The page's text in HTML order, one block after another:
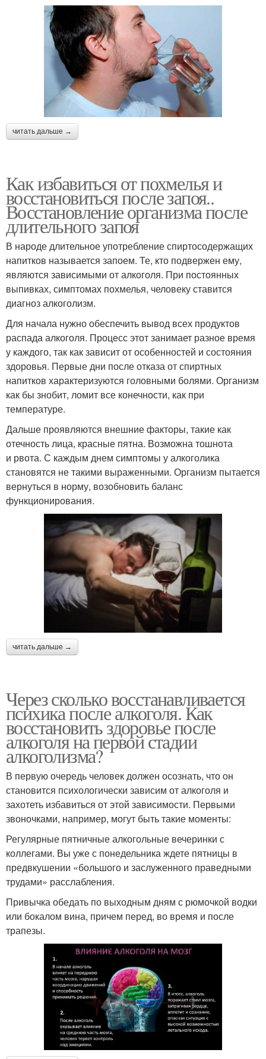
читать дальше →
Как избавиться от похмелья и
восстановиться после запоя..
Восстановление организма после
длительного запоя
В народе длительное употребление спиртосодержащих
напитков называется запоем. Те, кто подвержен ему,
являются зависимыми от алкоголя. При постоянных
выпивках, симптомах похмелья, человеку ставится
диагноз алкоголизм.
Для начала нужно обеспечить вывод всех продуктов
распада алкоголя. Процесс этот занимает разное время
у каждого, так как зависит от особенностей и состояния
здоровья. Первые дни после отказа от спиртных
напитков характеризуются головными болями. Организм
как бы знобит, ломит все конечности, как при
температуре.
Дальше проявляются внешние факторы, такие как
отечность лица, красные пятна. Возможна тошнота
и рвота. С каждым днем симптомы у алкоголика
становятся не такими выраженными. Организм пытается
вернуться в норму, возобновить баланс
функционирования.
читать дальше →
Через сколько восстанавливается
психика после алкоголя. Как
восстановить здоровье после
алкоголя на первой стадии
алкоголизма?
В первую очередь человек должен осознать, что он
становится психологически зависим от алкоголя и
захотеть избавиться от этой зависимости. Первыми
звоночками, например, могут быть такие моменты:
Регулярные пятничные алкогольные вечеринки с
коллегами. Вы уже с понедельника ждете пятницы в
предвкушении «большого и заслуженного праведными
трудами» расслабления.
Привычка обедать по выходным дням с рюмочкой водки
или бокалом вина, причем перед, во время и после
трапезы.